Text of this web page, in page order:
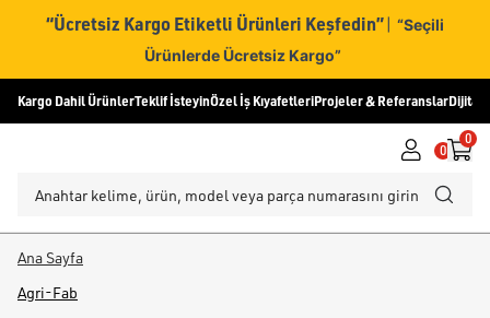
“Ücretsiz Kargo Etiketli Ürünleri Keşfedin” | “Seçili
Ürünlerde Ücretsiz Kargo”
Kargo Dahil ÜrünlerTeklif İsteyinÖzel İş KıyafetleriProjeler & ReferanslarDijital
0
0
Ana Sayfa
Agri-Fab